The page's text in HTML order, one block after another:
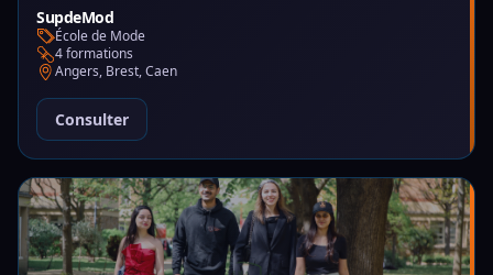
SupdeMod
École de Mode
4 formations
Angers, Brest, Caen
Consulter